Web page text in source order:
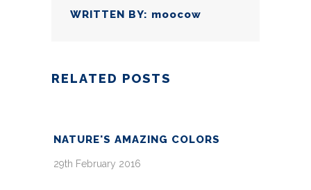
WRITTEN BY: moocow
RELATED POSTS
NATURE'S AMAZING COLORS
29th February 2016